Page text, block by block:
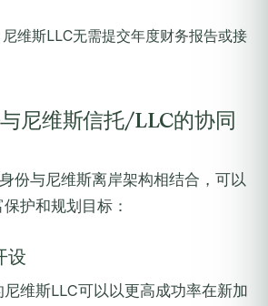
维斯LLC无需提交年度财务报告或接
尼维斯信托/LLC的协同
份与尼维斯离岸架构相结合，可以
护和规划目标：
设
维斯LLC可以以更高成功率在新加